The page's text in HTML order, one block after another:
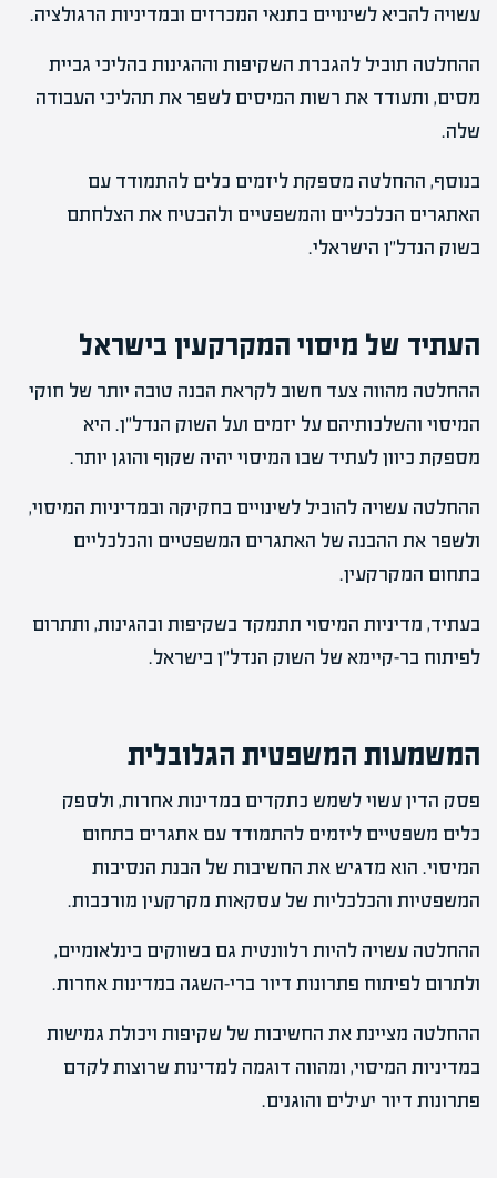
עשויה להביא לשינויים בתנאי המכרזים ובמדיניות הרגולציה.
ההחלטה תוביל להגברת השקיפות וההגינות בהליכי גביית
מסים, ותעודד את רשות המיסים לשפר את תהליכי העבודה
שלה.
בנוסף, ההחלטה מספקת ליזמים כלים להתמודד עם
האתגרים הכלכליים והמשפטיים ולהבטיח את הצלחתם
בשוק הנדל"ן הישראלי.
העתיד של מיסוי המקרקעין בישראל
ההחלטה מהווה צעד חשוב לקראת הבנה טובה יותר של חוקי
המיסוי והשלכותיהם על יזמים ועל השוק הנדל"ן. היא
מספקת כיוון לעתיד שבו המיסוי יהיה שקוף והוגן יותר.
ההחלטה עשויה להוביל לשינויים בחקיקה ובמדיניות המיסוי,
ולשפר את ההבנה של האתגרים המשפטיים והכלכליים
בתחום המקרקעין.
בעתיד, מדיניות המיסוי תתמקד בשקיפות ובהגינות, ותתרום
לפיתוח בר-קיימא של השוק הנדל"ן בישראל.
המשמעות המשפטית הגלובלית
פסק הדין עשוי לשמש כתקדים במדינות אחרות, ולספק
כלים משפטיים ליזמים להתמודד עם אתגרים בתחום
המיסוי. הוא מדגיש את החשיבות של הבנת הנסיבות
המשפטיות והכלכליות של עסקאות מקרקעין מורכבות.
ההחלטה עשויה להיות רלוונטית גם בשווקים בינלאומיים,
ולתרום לפיתוח פתרונות דיור ברי-השגה במדינות אחרות.
ההחלטה מציינת את החשיבות של שקיפות ויכולת גמישות
במדיניות המיסוי, ומהווה דוגמה למדינות שרוצות לקדם
פתרונות דיור יעילים והוגנים.